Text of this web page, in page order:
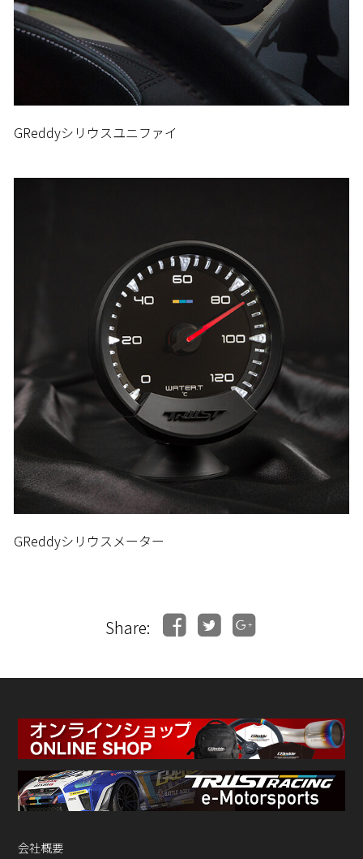
GReddyシリウスユニファイ
GReddyシリウスメーター
Share:
会社概要